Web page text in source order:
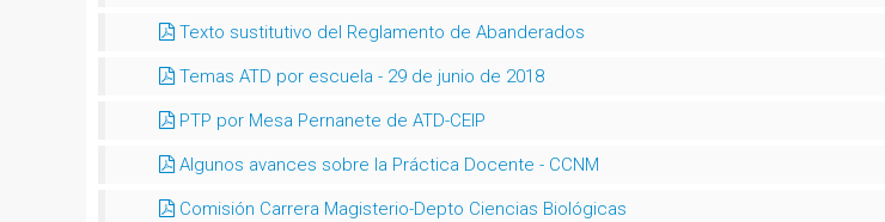
Texto sustitutivo del Reglamento de Abanderados
Temas ATD por escuela - 29 de junio de 2018
PTP por Mesa Pernanete de ATD-CEIP
Algunos avances sobre la Práctica Docente - CCNM
Comisión Carrera Magisterio-Depto Ciencias Biológicas